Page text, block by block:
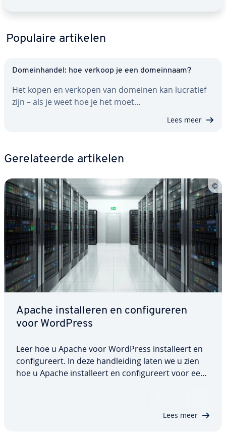
Populaire artikelen
Do­mein­han­del: hoe verkoop je een do­mein­naam?
Het kopen en verkopen van domeinen kan lucratief
zijn – als je weet hoe je het moet…
Lees meer
Ge­re­la­teer­de artikelen
Apache in­stal­le­ren en con­fi­gu­re­ren
voor WordPress
Leer hoe u Apache voor WordPress in­stal­leert en
con­fi­gu­reert. In deze hand­lei­ding laten we u zien
hoe u Apache in­stal­leert en con­fi­gu­reert voor een
Lees meer